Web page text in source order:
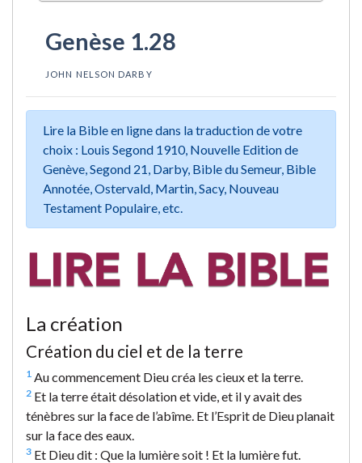
Genèse 1.28
JOHN NELSON DARBY
Lire la Bible en ligne dans la traduction de votre
choix : Louis Segond 1910, Nouvelle Edition de
Genève, Segond 21, Darby, Bible du Semeur, Bible
Annotée, Ostervald, Martin, Sacy, Nouveau
Testament Populaire, etc.
La création
Création du ciel et de la terre
1 Au commencement Dieu créa les cieux et la terre.
2 Et la terre était désolation et vide, et il y avait des
ténèbres sur la face de l’abîme. Et l’Esprit de Dieu planait
sur la face des eaux.
3 Et Dieu dit : Que la lumière soit ! Et la lumière fut.